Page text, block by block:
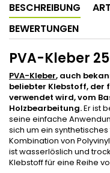
BESCHREIBUNG
BEWERTUNGEN
PVA-Kleber
PVA-Kleber, auch
beliebter Klebstoff, der
verwendet wird, vom
Holzbearbeitung.Er ist
seine einfache
sich um ein
Kombination von
ist wasserlöslich und
Klebstoff für eine Reihe